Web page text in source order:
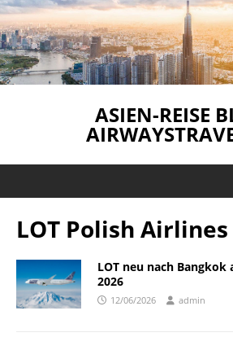
ASIEN-REISE
LOT Polish Airlines
LOT neu nach Bangkok
2026
12/06/2026 admin